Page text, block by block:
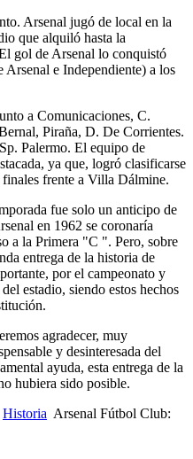
Arsenal jugó de local en la
que alquiló hasta la
gol de Arsenal lo conquistó
e Independiente) a los
a Comunicaciones, C.
Piraña, D. De Corrientes.
Palermo. El equipo de
ya que, logró clasificarse
finales frente a Villa Dálmine.
fue solo un anticipo de
en 1962 se coronaría
a la Primera "C ". Pero, sobre
entrega de la historia de
por el campeonato y
estadio, siendo estos hechos
agradecer, muy
y desinteresada del
ayuda, esta entrega de la
hubiera sido posible.
Historia Arsenal Fútbol Club: